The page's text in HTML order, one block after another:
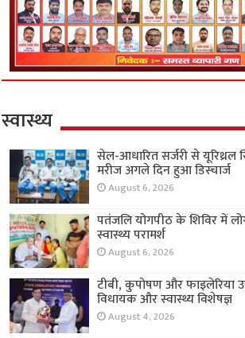
स्वास्थ्य
सेल-आधारित सर्जरी से यूरिथ्रल
मरीज अगले दिन हुआ डिस्चार्ज
August 6, 2026
पतंजलि योगपीठ के शिविर में
स्वास्थ्य परामर्श
August 6, 2026
टीबी, कुपोषण और फाइलेरिया
विधायक और स्वास्थ्य विशेषज्ञ
August 4, 2026